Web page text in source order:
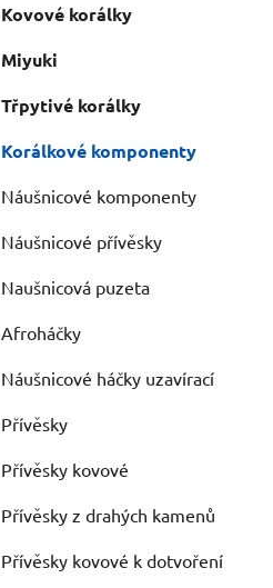
Kovové korálky
Miyuki
Třpytivé korálky
Korálkové komponenty
Náušnicové komponenty
Náušnicové přívěsky
Naušnicová puzeta
Afroháčky
Náušnicové háčky uzavírací
Přívěsky
Přívěsky kovové
Přívěsky z drahých kamenů
Přívěsky kovové k dotvoření